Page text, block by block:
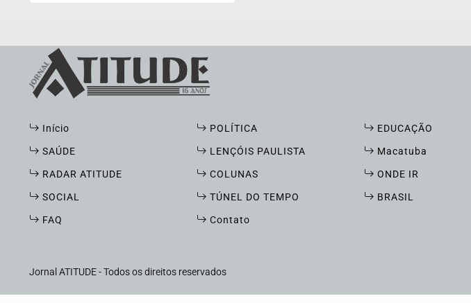
e matemática em todas as etapas
de ensino, a aprendizagem ainda é o
principal desafio do Brasil.
Início POLÍTICA EDUCAÇÃO
SAÚDE
LENÇÓIS PAULISTA Macatuba
RADAR ATITUDE
COLUNAS ONDE IR
SOCIAL
TÚNEL DO TEMPO BRASIL
FAQ
Contato
Jornal ATITUDE - Todos os direitos reservados
com nossos Termos de Uso e Privacidade.